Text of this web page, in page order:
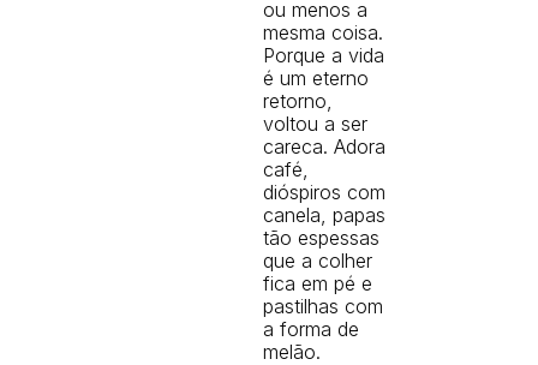
ou menos a
mesma coisa.
Porque a vida
é um eterno
retorno,
voltou a ser
careca. Adora
café,
dióspiros com
canela, papas
tão espessas
que a colher
fica em pé e
pastilhas com
a forma de
melão.